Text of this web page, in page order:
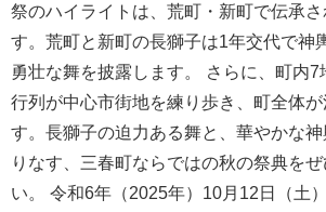
祭のハイライトは、荒町・新町で伝承
す。荒町と新町の長獅子は1年交代で神
勇壮な舞を披露します。 さらに、町内
行列が中心市街地を練り歩き、町全体が
す。長獅子の迫力ある舞と、華やかな
りなす、三春町ならではの秋の祭典を
い。 令和6年（2025年）10月12日（土